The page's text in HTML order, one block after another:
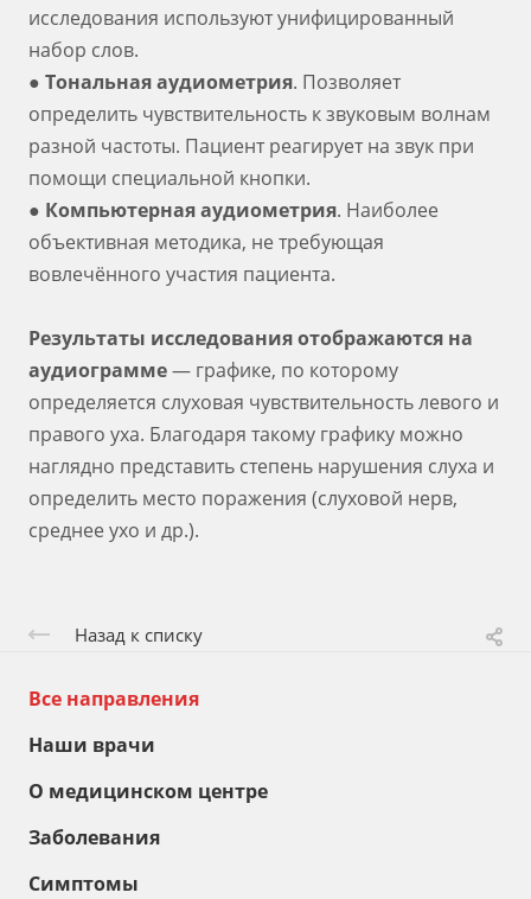
исследования используют унифицированный
набор слов.
● Тональная аудиометрия. Позволяет
определить чувствительность к звуковым волнам
разной частоты. Пациент реагирует на звук при
помощи специальной кнопки.
● Компьютерная аудиометрия. Наиболее
объективная методика, не требующая
вовлечённого участия пациента.
Результаты исследования отображаются на
аудиограмме— графике, по которому
определяется слуховая чувствительность левого и
правого уха. Благодаря такому графику можно
наглядно представить степень нарушения слуха и
определить место поражения (слуховой нерв,
среднее ухо и др.).
Назад к списку
Все направления
Наши врачи
О медицинском центре
Заболевания
Симптомы